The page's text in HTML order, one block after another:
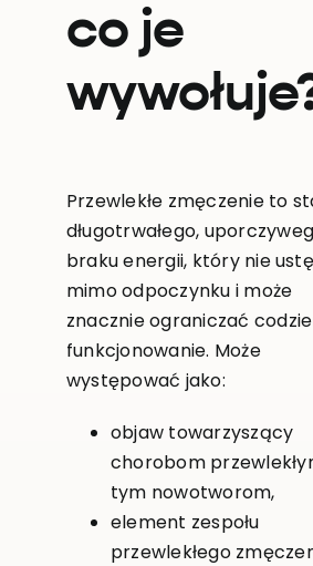
co je
Przewlekłe zmęczenie to
długotrwałego,
braku energii, który nie
mimo odpoczynku i może
znacznie ograniczać
funkcjonowanie. Może
występować jako:
objaw towarzyszący
chorobom
tym nowotworom,
element zespołu
przewlekłego